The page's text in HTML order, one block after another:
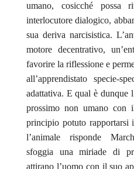
umano, cosicché possa
interlocutore dialogico,
sua deriva narcisistica.
motore decentrativo,
favorire la riflessione e
all’apprendistato specie-
adattativa. E qual è dunque
prossimo non umano
principio potuto rapportarsi
l’animale risponde
sfoggia una miriade di
attirano l’uomo con il suo